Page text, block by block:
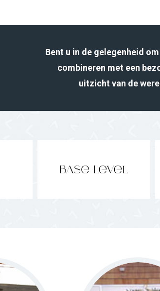
Bent u in de gelegenheid
combineren met een
uitzicht van de